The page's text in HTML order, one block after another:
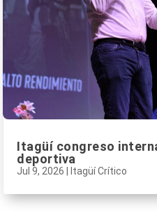
Itagüí congreso
deportiva
Jul 9, 2026 Itagüí Crítico